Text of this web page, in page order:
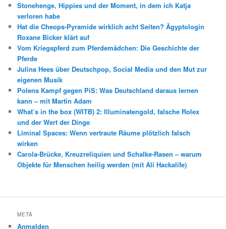
Stonehenge, Hippies und der Moment, in dem ich Katja
verloren habe
Hat die Cheops-Pyramide wirklich acht Seiten? Ägyptologin
Roxane Bicker klärt auf
Vom Kriegspferd zum Pferdemädchen: Die Geschichte der
Pferde
Julina Hees über Deutschpop, Social Media und den Mut zur
eigenen Musik
Polens Kampf gegen PiS: Was Deutschland daraus lernen
kann – mit Martin Adam
What’s in the box (WITB) 2: Illuminatengold, falsche Rolex
und der Wert der Dinge
Liminal Spaces: Wenn vertraute Räume plötzlich falsch
wirken
Carola-Brücke, Kreuzreliquien und Schalke-Rasen – warum
Objekte für Menschen heilig werden (mit Ali Hackalife)
META
Anmelden